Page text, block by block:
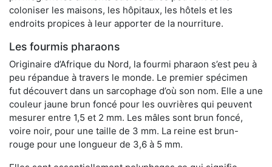
coloniser les maisons, les hôpitaux, les hôtels et les
endroits propices à leur apporter de la nourriture.
Les fourmis pharaons
Originaire d’Afrique du Nord, la fourmi pharaon s’est peu à
peu répandue à travers le monde. Le premier spécimen
fut découvert dans un sarcophage d’où son nom. Elle a une
couleur jaune brun foncé pour les ouvrières qui peuvent
mesurer entre 1,5 et 2 mm. Les mâles sont brun foncé,
voire noir, pour une taille de 3 mm. La reine est brun-
rouge pour une longueur de 3,6 à 5 mm.